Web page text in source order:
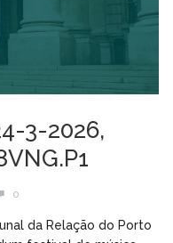
3-2026,
0
da Relação do Porto